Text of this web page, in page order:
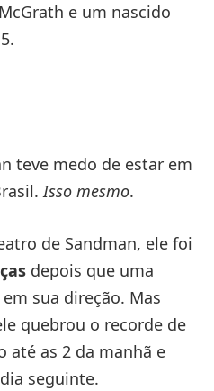
e um nascido
teve medo de estar em
Isso mesmo.
de Sandman, ele foi
depois que uma
sua direção. Mas
quebrou o recorde de
até as 2 da manhã e
seguinte.